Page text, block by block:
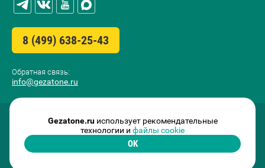
8 (499) 638-25-43
Обратная связь:
info@gezatone.ru
2009-2026 ©GEZATONE I.T.C. FRANCE
ООО «МИТРИДАТ» ОГРН 1097746500829 ИНН 7727696979
Gezatone.ruиспользует рекомендательные
технологии и файлы cookie
OK